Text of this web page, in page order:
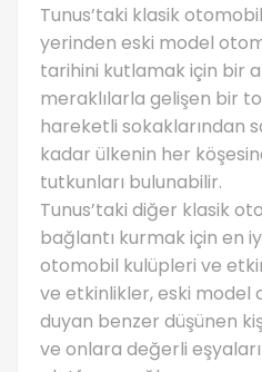
Tunus’taki klasik
yerinden eski model
tarihini kutlamak için bir
meraklılarla gelişen bir
hareketli sokaklarından
kadar ülkenin her
tutkunları bulunabilir.
Tunus’taki diğer klasik
bağlantı kurmak için en
otomobil kulüpleri ve
ve etkinlikler, eski
duyan benzer düşünen
ve onlara değerli